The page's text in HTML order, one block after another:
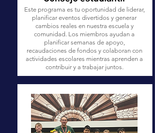
Este programa es tu oportunidad de liderar,
planificar eventos divertidos y generar
cambios reales en nuestra escuela y
comunidad. Los miembros ayudan a
planificar semanas de apoyo,
recaudaciones de fondos y colaboran con
actividades escolares mientras aprenden a
contribuir y a trabajar juntos.